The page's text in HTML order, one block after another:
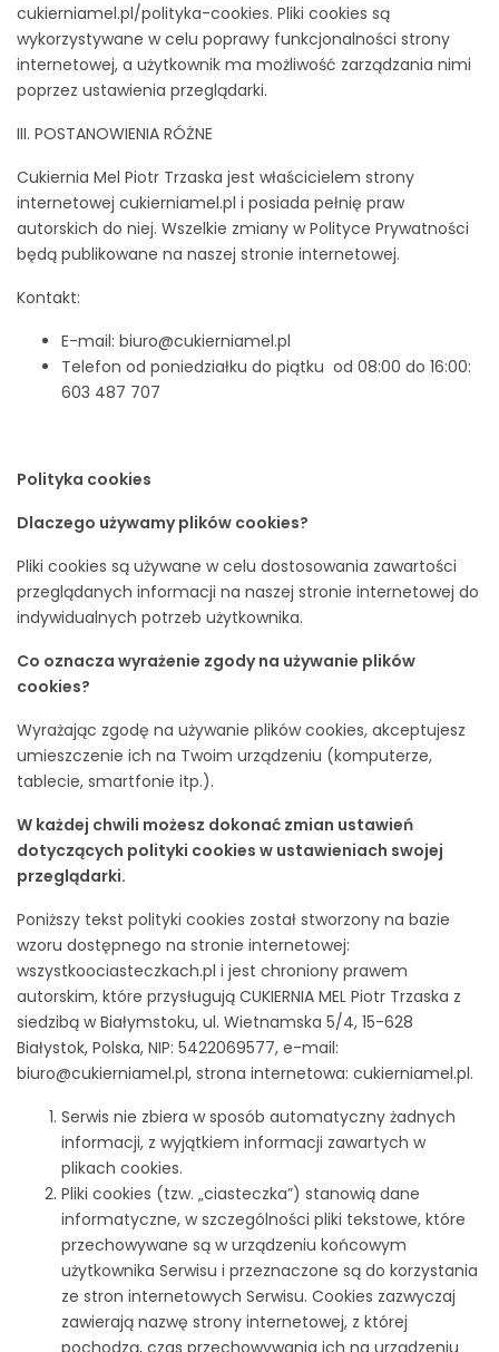
cukierniamel.pl/polityka-cookies. Pliki cookies są
wykorzystywane w celu poprawy funkcjonalności strony
internetowej, a użytkownik ma możliwość zarządzania nimi
poprzez ustawienia przeglądarki.
III. POSTANOWIENIA RÓŻNE
Cukiernia Mel Piotr Trzaska jest właścicielem strony
internetowej cukierniamel.pl i posiada pełnię praw
autorskich do niej. Wszelkie zmiany w Polityce Prywatności
będą publikowane na naszej stronie internetowej.
Kontakt:
E-mail: biuro@cukierniamel.pl
Telefon od poniedziałku do piątku od 08:00 do 16:00:
603 487 707
Polityka cookies
Dlaczego używamy plików cookies?
Pliki cookies są używane w celu dostosowania zawartości
przeglądanych informacji na naszej stronie internetowej do
indywidualnych potrzeb użytkownika.
Co oznacza wyrażenie zgody na używanie plików
cookies?
Wyrażając zgodę na używanie plików cookies, akceptujesz
umieszczenie ich na Twoim urządzeniu (komputerze,
tablecie, smartfonie itp.).
W każdej chwili możesz dokonać zmian ustawień
dotyczących polityki cookies w ustawieniach swojej
przeglądarki.
Poniższy tekst polityki cookies został stworzony na bazie
wzoru dostępnego na stronie internetowej:
wszystkoociasteczkach.pl i jest chroniony prawem
autorskim, które przysługują CUKIERNIA MEL Piotr Trzaska z
siedzibą w Białymstoku, ul. Wietnamska 5/4, 15-628
Białystok, Polska, NIP: 5422069577, e-mail:
biuro@cukierniamel.pl, strona internetowa: cukierniamel.pl.
Serwis nie zbiera w sposób automatyczny żadnych
informacji, z wyjątkiem informacji zawartych w
plikach cookies.
Pliki cookies (tzw. „ciasteczka”) stanowią dane
informatyczne, w szczególności pliki tekstowe, które
przechowywane są w urządzeniu końcowym
użytkownika Serwisu i przeznaczone są do korzystania
ze stron internetowych Serwisu. Cookies zazwyczaj
zawierają nazwę strony internetowej, z której
pochodzą, czas przechowywania ich na urządzeniu